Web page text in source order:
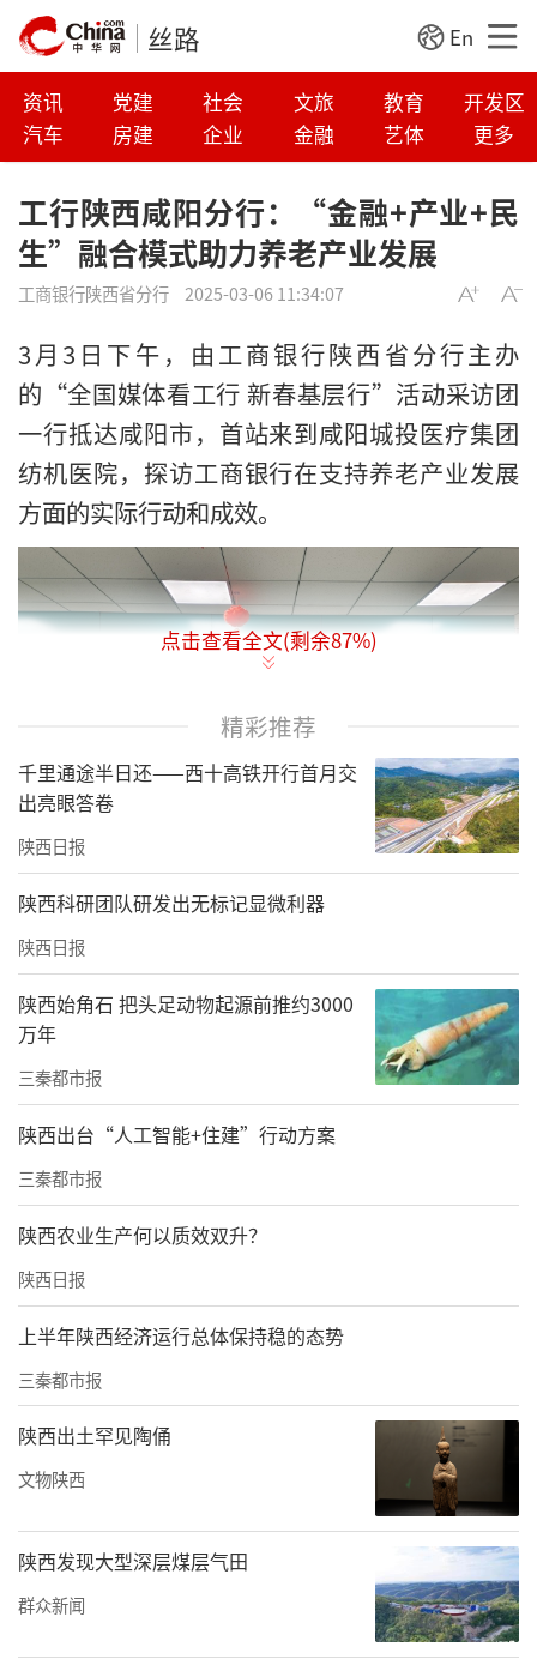
丝路 En
资讯 党建 社会 文旅 教育
开发区
汽车
房建 企业 金融 艺体 更多
工行陕西咸阳分行：“金融+产业+民
生”融合模式助力养老产业发展
工商银行陕西省分行 2025-03-06 11:34:07
3月3日下午，由工商银行陕西省分行主办
的“全国媒体看工行 新春基层行”活动采访团
一行抵达咸阳市，首站来到咸阳城投医疗集团
纺机医院，探访工商银行在支持养老产业发展
方面的实际行动和成效。
在纺机医院中，喂饭、护理、康复训练···
···医护人员正悉心照料着住院老人，为不
同情况的老人提供个性化服务。据了解，该医
院整合养老和医疗两方面资源，充分利用社区
医院的内科、外科、中医等临床科室和放射、
检验等功能检查科室，为老人提供医疗服务、
身心照护、上门护理、功能康复训练等服务，
实现医疗、护理、养老、康复全过程无缝连
接，让老人们在享受医疗服务的同时，感受到
家的温暖和关怀。
点击查看全文(剩余87%)
精彩推荐
千里通途半日还——西十高铁开行首月交
出亮眼答卷
陕西日报
陕西科研团队研发出无标记显微利器
陕西日报
陕西始角石 把头足动物起源前推约3000
万年
三秦都市报
陕西出台“人工智能+住建”行动方案
三秦都市报
陕西农业生产何以质效双升？
陕西日报
上半年陕西经济运行总体保持稳的态势
三秦都市报
陕西出土罕见陶俑
文物陕西
陕西发现大型深层煤层气田
群众新闻